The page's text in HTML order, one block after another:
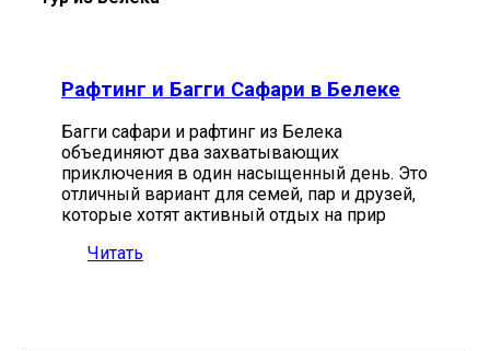
Рафтинг и Багги Сафари в Белеке
Багги сафари и рафтинг из Белека
объединяют два захватывающих
приключения в один насыщенный день. Это
отличный вариант для семей, пар и друзей,
которые хотят активный отдых на прир
Читать